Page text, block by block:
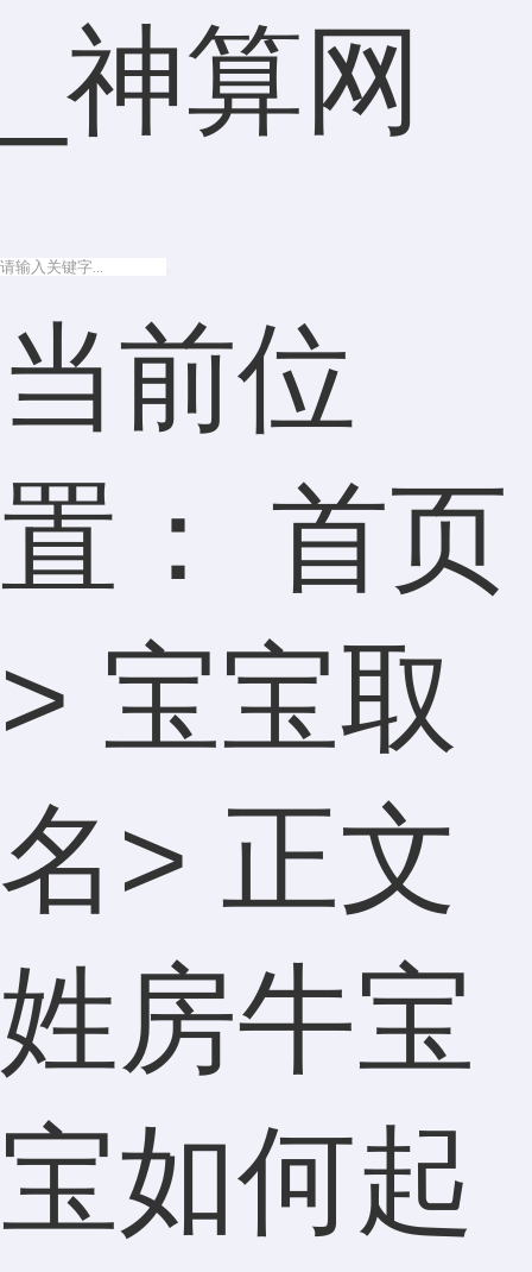
_神算网
当前位
置： 首页
> 宝宝取
名> 正文
姓房牛宝
宝如何起